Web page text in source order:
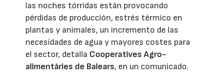
las noches tórridas están provocando
pérdidas de producción, estrés térmico en
plantas y animales, un incremento de las
necesidades de agua y mayores costes para
el sector, detalla Cooperatives Agro-
alimentàries de Balears, en un comunicado.